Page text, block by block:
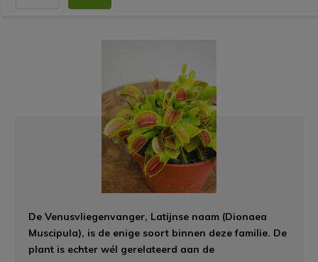
De Venusvliegenvanger, Latijnse naam (Dionaea
Muscipula), is de enige soort binnen deze familie. De
plant is echter wél gerelateerd aan de